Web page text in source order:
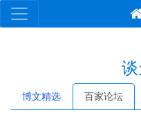
博文精选 百家论坛